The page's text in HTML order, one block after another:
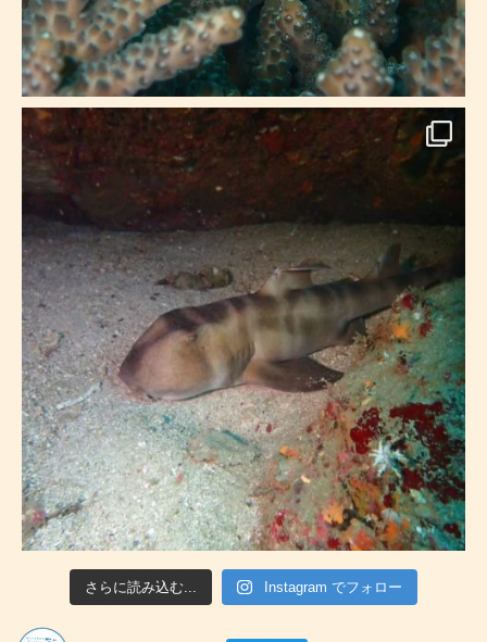
さらに読み込む... Instagram でフォロー